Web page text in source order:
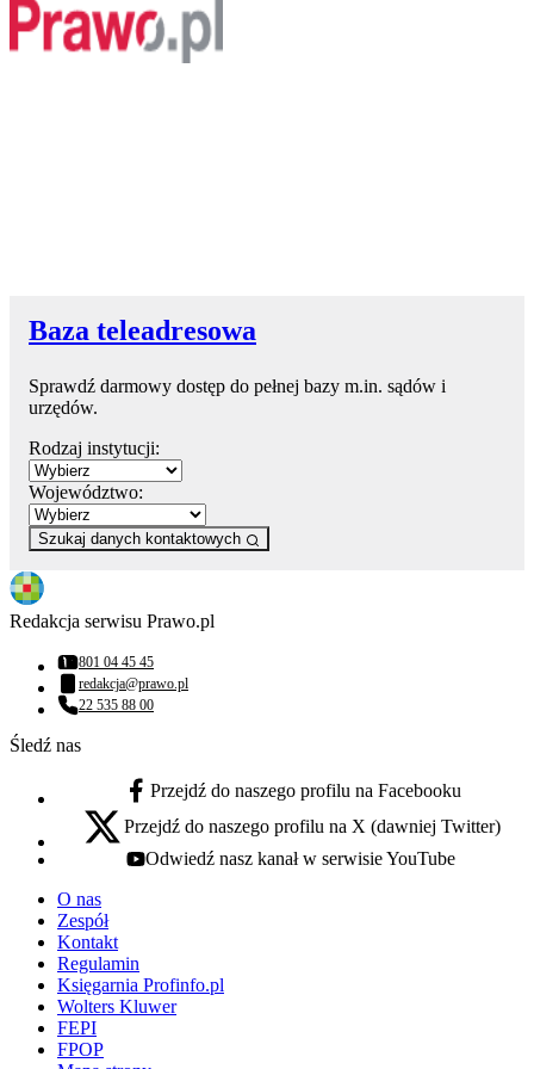
Baza teleadresowa
Sprawdź darmowy dostęp do pełnej bazy m.in. sądów i
urzędów.
Rodzaj instytucji:
Województwo:
Szukaj danych kontaktowych
Redakcja serwisu Prawo.pl
Numer telefonu:
801 04 45 45
Adres email:
redakcja@prawo.pl
Numer telefonu:
22 535 88 00
Śledź nas
facebook - otwiera się w nowej karcie
Przejdź do naszego profilu na Facebooku
x - otwiera się w nowej karcie
Przejdź do naszego profilu na X (dawniej Twitter)
youtube - otwiera się w nowej karcie
Odwiedź nasz kanał w serwisie YouTube
O nas
Zespół
Kontakt
Regulamin
Księgarnia Profinfo.pl
Wolters Kluwer
FEPI
FPOP